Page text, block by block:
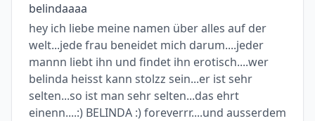
belindaaaa
hey ich liebe meine namen über alles auf der
welt...jede frau beneidet mich darum....jeder
mannn liebt ihn und findet ihn erotisch....wer
belinda heisst kann stolzz sein...er ist sehr
selten...so ist man sehr selten...das ehrt
einenn....:) BELINDA :) foreverrr....und ausserdem